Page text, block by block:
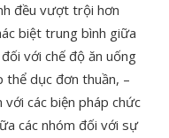
đều vượt trội hơn
biệt trung bình giữa
với chế độ ăn uống
dục đơn thuần, –
các biện pháp chức
các nhóm đối với sự